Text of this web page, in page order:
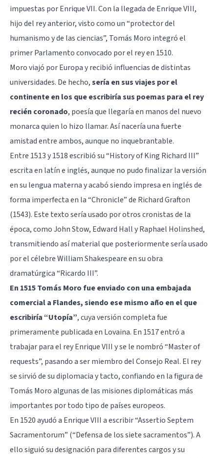
impuestas por Enrique VII. Con la llegada de Enrique VIII,
hijo del rey anterior, visto como un “protector del
humanismo y de las ciencias”, Tomás Moro integró el
primer Parlamento convocado por el rey en 1510.
Moro viajó por Europa y recibió influencias de distintas
universidades. De hecho,sería en sus viajes por el
continente en los que escribiría sus poemas para el rey
recién coronado, poesía que llegaría en manos del nuevo
monarca quien lo hizo llamar. Así nacería una fuerte
amistad entre ambos, aunque no inquebrantable.
Entre 1513 y 1518 escribió su “History of King Richard III”
escrita en latín e inglés, aunque no pudo finalizar la versión
en su lengua materna y acabó siendo impresa en inglés de
forma imperfecta en la “Chronicle” de Richard Grafton
(1543). Este texto sería usado por otros cronistas de la
época, como John Stow, Edward Hall y Raphael Holinshed,
transmitiendo así material que posteriormente sería usado
por el célebre William Shakespeare en su obra
dramatúrgica “Ricardo III”.
En 1515 Tomás Moro fue enviado con una embajada
comercial a Flandes, siendo ese mismo año en el que
escribiría “Utopía”, cuya versión completa fue
primeramente publicada en Lovaina. En 1517 entró a
trabajar para el rey Enrique VIII y se le nombró “Master of
requests”, pasando a ser miembro del Consejo Real. El rey
se sirvió de su diplomacia y tacto, confiando en la figura de
Tomás Moro algunas de las misiones diplomáticas más
importantes por todo tipo de países europeos.
En 1520 ayudó a Enrique VIII a escribir “Assertio Septem
Sacramentorum” (“Defensa de los siete sacramentos”). A
ello siguió su designación para diferentes cargos y su